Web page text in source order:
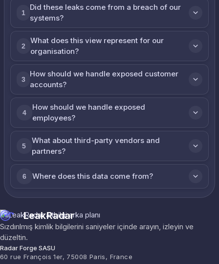
1
Did these leaks come from a breach of our
systems?
2
What does this view represent for our
organisation?
3
How should we handle exposed customer
accounts?
4
How should we handle exposed
employees?
5
What about third-party vendors and
partners?
6 Where does this data come from?
LeakRadar
Sızdırılmış kimlik bilgilerini saniyeler içinde arayın, izleyin ve
düzeltin.
Radar Forge SASU
60 rue François 1er, 75008 Paris, France